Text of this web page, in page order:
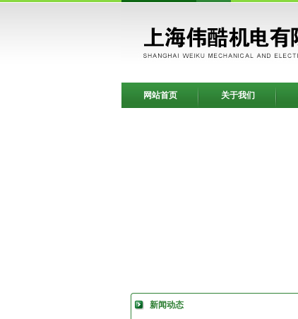
网站首页 关于我们
新闻动态